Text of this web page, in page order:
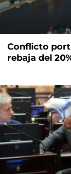
Conflicto
rebaja del